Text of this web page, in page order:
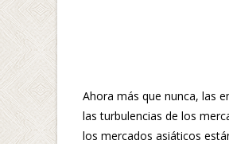
Ahora más que nunca, las
las turbulencias de los
los mercados asiáticos